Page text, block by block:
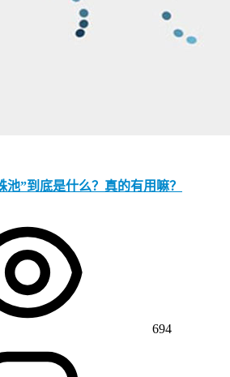
池”到底是什么？真的有用嘛？
694